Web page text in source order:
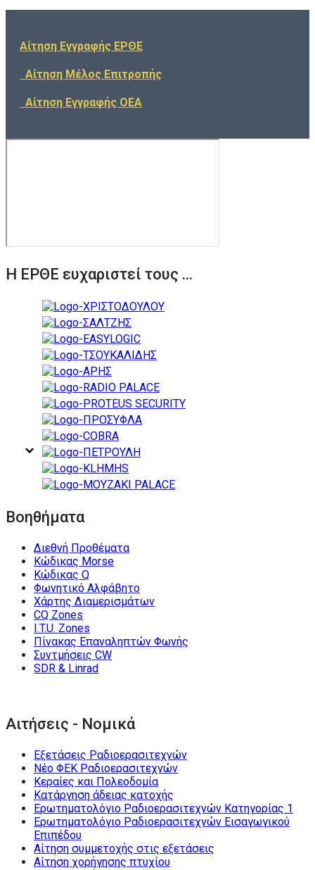
Αίτηση Εγγραφής ΕΡΘΕ
Αίτηση Μέλος Επιτροπής
Αίτηση Εγγραφής ΟΕΑ
Η ΕΡΘΕ ευχαριστεί τους ...
Βοηθήματα
Διεθνή Προθέματα
Κώδικας Morse
Κώδικας Q
Φωνητικό Αλφάβητο
Χάρτης Διαμερισμάτων
CQ Zones
I.T.U. Zones
Πίνακας Επαναληπτών Φωνής
Συντμήσεις CW
SDR & Linrad
Αιτήσεις - Νομικά
Εξετάσεις Ραδιοερασιτεχνών
Νέο ΦΕΚ Ραδιοερασιτεχνών
Κεραίες και Πολεοδομία
Κατάργηση άδειας κατοχής
Ερωτηματολόγιο Ραδιοερασιτεχνών Κατηγορίας 1
Ερωτηματολόγιο Ραδιοερασιτεχνών Εισαγωγικού
Επιπέδου
Αίτηση συμμετοχής στις εξετάσεις
Αίτηση χορήγησης πτυχίου